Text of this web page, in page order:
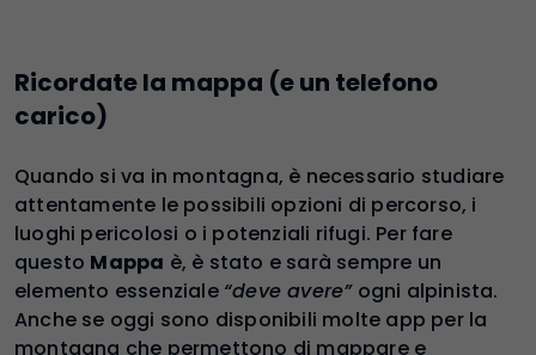
Ricordate la mappa (e un telefono
carico)
Quando si va in montagna, è necessario studiare
attentamente le possibili opzioni di percorso, i
luoghi pericolosi o i potenziali rifugi. Per fare
questo Mappa è, è stato e sarà sempre un
elemento essenziale “deve avere”ogni alpinista.
Anche se oggi sono disponibili molte app per la
montagna che permettono di mappare e